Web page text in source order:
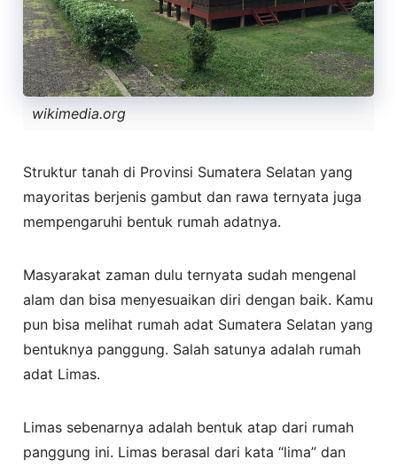
wikimedia.org
Struktur tanah di Provinsi Sumatera Selatan yang
mayoritas berjenis gambut dan rawa ternyata juga
mempengaruhi bentuk rumah adatnya.
Masyarakat zaman dulu ternyata sudah mengenal
alam dan bisa menyesuaikan diri dengan baik. Kamu
pun bisa melihat rumah adat Sumatera Selatan yang
bentuknya panggung. Salah satunya adalah rumah
adat Limas.
Limas sebenarnya adalah bentuk atap dari rumah
panggung ini. Limas berasal dari kata “lima” dan